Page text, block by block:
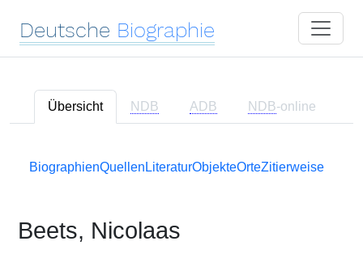
Deutsche Biographie
Übersicht NDB ADB NDB-online
BiographienQuellen LiteraturObjekteOrteZitierweise
Beets, Nicolaas